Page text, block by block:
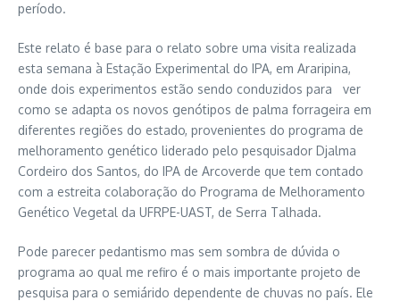
período.
Este relato é base para o relato sobre uma visita realizada
esta semana à Estação Experimental do IPA, em Araripina,
onde dois experimentos estão sendo conduzidos para ver
como se adapta os novos genótipos de palma forrageira em
diferentes regiões do estado, provenientes do programa de
melhoramento genético liderado pelo pesquisador Djalma
Cordeiro dos Santos, do IPA de Arcoverde que tem contado
com a estreita colaboração do Programa de Melhoramento
Genético Vegetal da UFRPE-UAST, de Serra Talhada.
Pode parecer pedantismo mas sem sombra de dúvida o
programa ao qual me refiro é o mais importante projeto de
pesquisa para o semiárido dependente de chuvas no país. Ele